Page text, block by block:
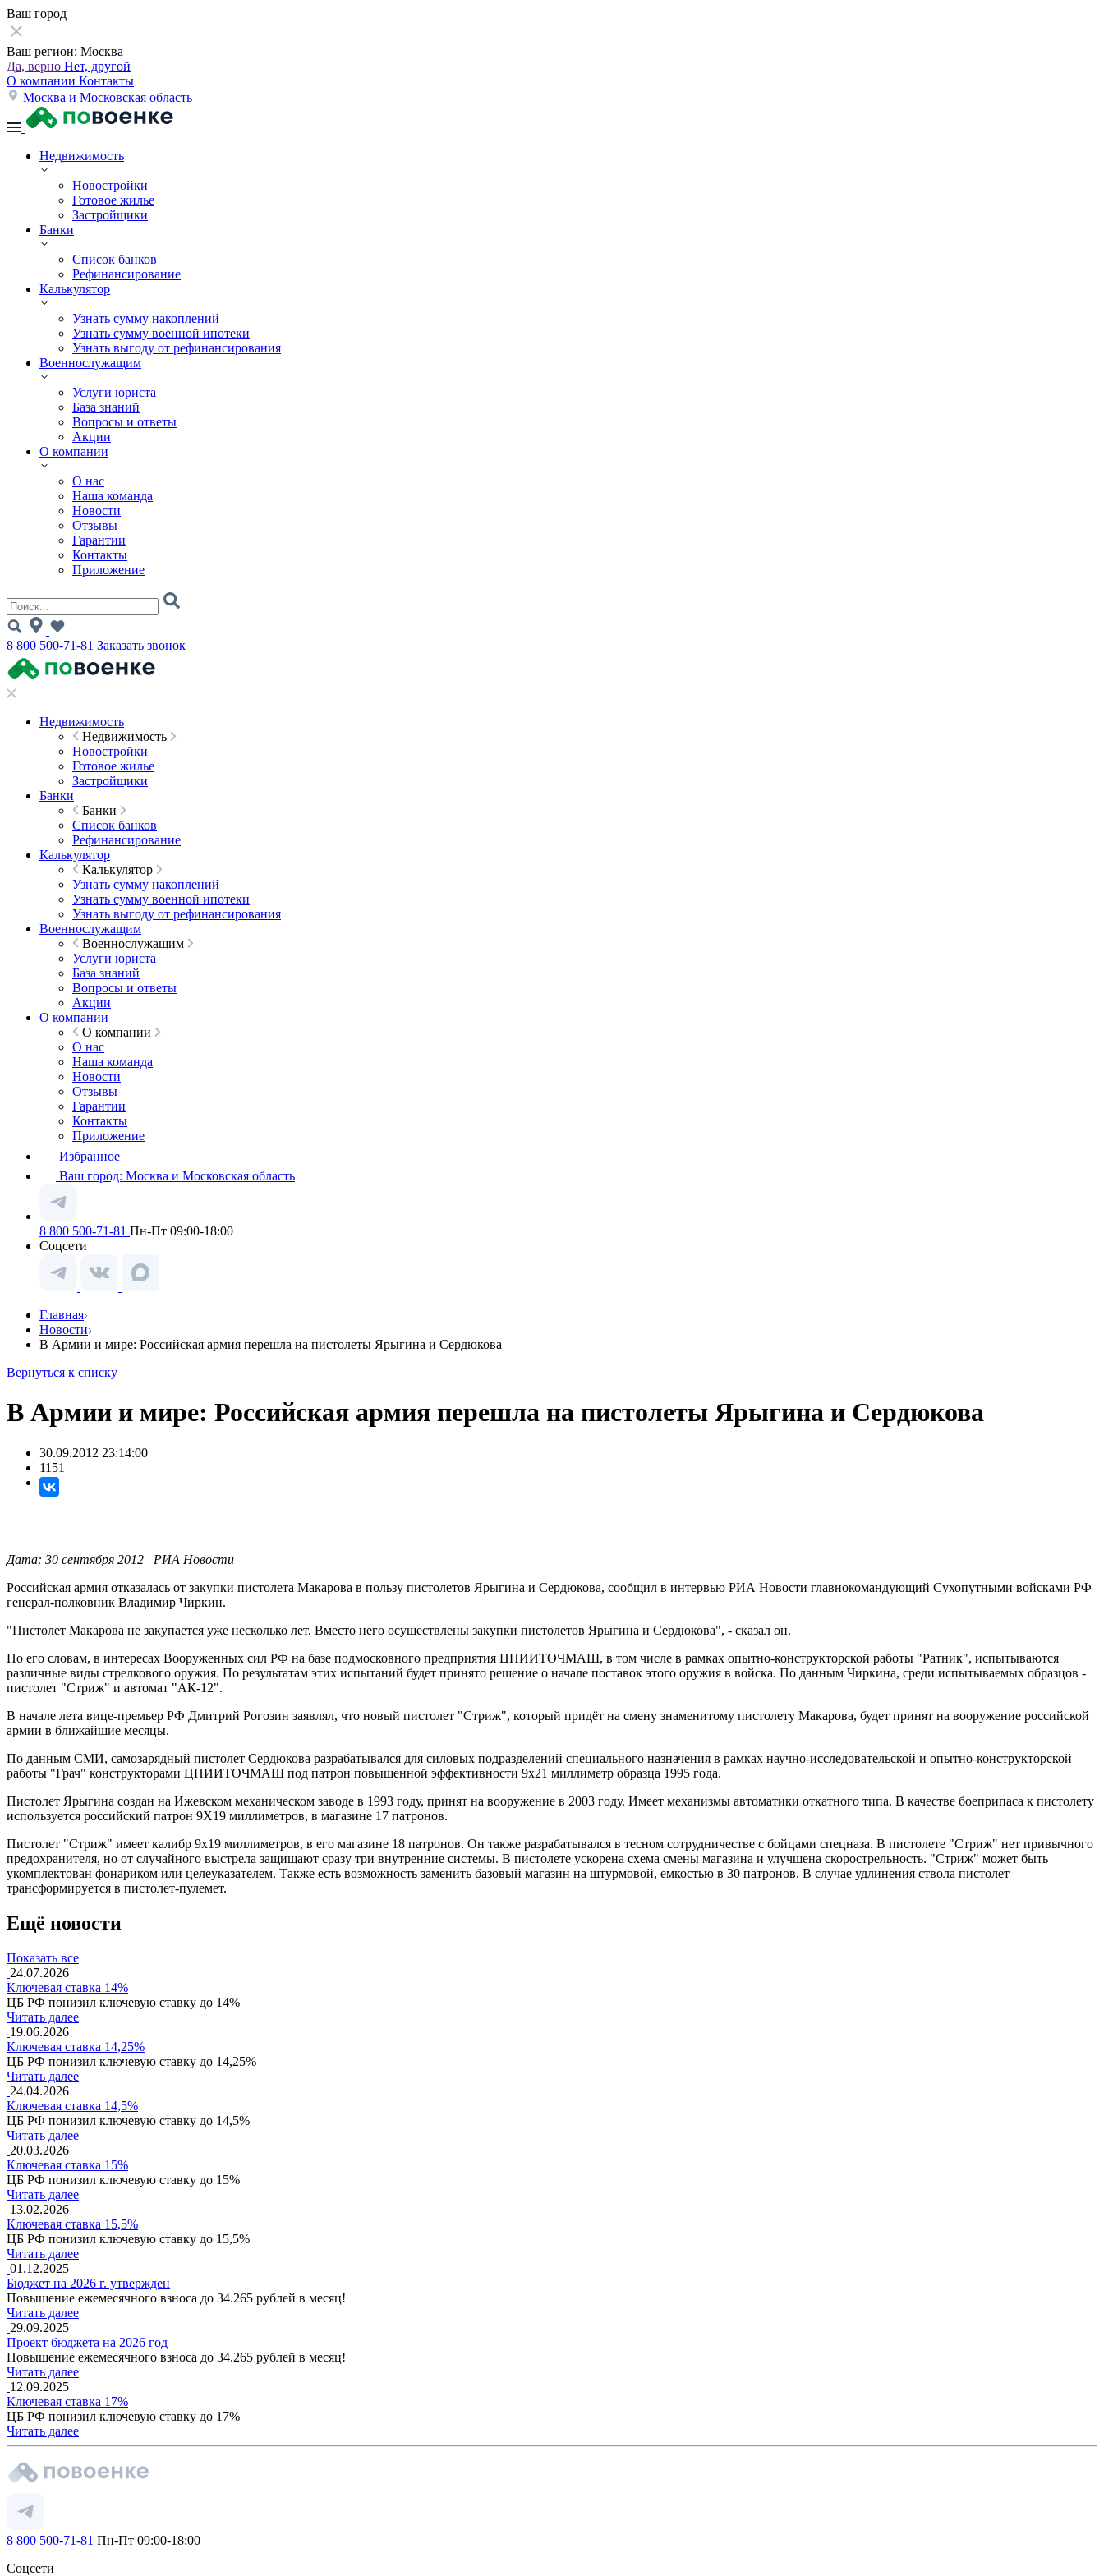
Ваш город
Ваш регион: Москва
Да, верно Нет, другой
О компании Контакты
Москва и Московская область
Недвижимость
Новостройки
Готовое жилье
Застройщики
Банки
Список банков
Рефинансирование
Калькулятор
Узнать сумму накоплений
Узнать сумму военной ипотеки
Узнать выгоду от рефинансирования
Военнослужащим
Услуги юриста
База знаний
Вопросы и ответы
Акции
О компании
О нас
Наша команда
Новости
Отзывы
Гарантии
Контакты
Приложение
8 800 500-71-81 Заказать звонок
Недвижимость
Недвижимость
Новостройки
Готовое жилье
Застройщики
Банки
Банки
Список банков
Рефинансирование
Калькулятор
Калькулятор
Узнать сумму накоплений
Узнать сумму военной ипотеки
Узнать выгоду от рефинансирования
Военнослужащим
Военнослужащим
Услуги юриста
База знаний
Вопросы и ответы
Акции
О компании
О компании
О нас
Наша команда
Новости
Отзывы
Гарантии
Контакты
Приложение
Избранное
Ваш город: Москва и Московская область
8 800 500-71-81 Пн-Пт 09:00-18:00
Соцсети
Главная
Новости
В Армии и мире: Российская армия перешла на пистолеты Ярыгина и Сердюкова
Вернуться к списку
В Армии и мире: Российская армия перешла на пистолеты Ярыгина и Сердюкова
30.09.2012 23:14:00
1151
Дата: 30 сентября 2012 | РИА Новости
Российская армия отказалась от закупки пистолета Макарова в пользу пистолетов Ярыгина и Сердюкова, сообщил в интервью РИА Новости главнокомандующий Сухопутными войсками РФ
генерал-полковник Владимир Чиркин.
"Пистолет Макарова не закупается уже несколько лет. Вместо него осуществлены закупки пистолетов Ярыгина и Сердюкова", - сказал он.
По его словам, в интересах Вооруженных сил РФ на базе подмосковного предприятия ЦНИИТОЧМАШ, в том числе в рамках опытно-конструкторской работы "Ратник", испытываются
различные виды стрелкового оружия. По результатам этих испытаний будет принято решение о начале поставок этого оружия в войска. По данным Чиркина, среди испытываемых образцов -
пистолет "Стриж" и автомат "АК-12".
В начале лета вице-премьер РФ Дмитрий Рогозин заявлял, что новый пистолет "Стриж", который придёт на смену знаменитому пистолету Макарова, будет принят на вооружение российской
армии в ближайшие месяцы.
По данным СМИ, самозарядный пистолет Сердюкова разрабатывался для силовых подразделений специального назначения в рамках научно-исследовательской и опытно-конструкторской
работы "Грач" конструкторами ЦНИИТОЧМАШ под патрон повышенной эффективности 9х21 миллиметр образца 1995 года.
Пистолет Ярыгина создан на Ижевском механическом заводе в 1993 году, принят на вооружение в 2003 году. Имеет механизмы автоматики откатного типа. В качестве боеприпаса к пистолету
используется российский патрон 9Х19 миллиметров, в магазине 17 патронов.
Пистолет "Стриж" имеет калибр 9х19 миллиметров, в его магазине 18 патронов. Он также разрабатывался в тесном сотрудничестве с бойцами спецназа. В пистолете "Стриж" нет привычного
предохранителя, но от случайного выстрела защищают сразу три внутренние системы. В пистолете ускорена схема смены магазина и улучшена скорострельность. "Стриж" может быть
укомплектован фонариком или целеуказателем. Также есть возможность заменить базовый магазин на штурмовой, емкостью в 30 патронов. В случае удлинения ствола пистолет
трансформируется в пистолет-пулемет.
Ещё новости
Показать все
24.07.2026
Ключевая ставка 14%
ЦБ РФ понизил ключевую ставку до 14%
Читать далее
19.06.2026
Ключевая ставка 14,25%
ЦБ РФ понизил ключевую ставку до 14,25%
Читать далее
24.04.2026
Ключевая ставка 14,5%
ЦБ РФ понизил ключевую ставку до 14,5%
Читать далее
20.03.2026
Ключевая ставка 15%
ЦБ РФ понизил ключевую ставку до 15%
Читать далее
13.02.2026
Ключевая ставка 15,5%
ЦБ РФ понизил ключевую ставку до 15,5%
Читать далее
01.12.2025
Бюджет на 2026 г. утвержден
Повышение ежемесячного взноса до 34.265 рублей в месяц!
Читать далее
29.09.2025
Проект бюджета на 2026 год
Повышение ежемесячного взноса до 34.265 рублей в месяц!
Читать далее
12.09.2025
Ключевая ставка 17%
ЦБ РФ понизил ключевую ставку до 17%
Читать далее
8 800 500-71-81 Пн-Пт 09:00-18:00
Соцсети